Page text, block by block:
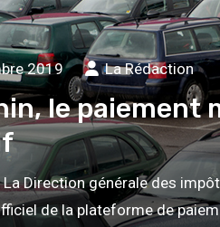
2019 La Rédaction
le paiement
La Direction générale des
de la plateforme de